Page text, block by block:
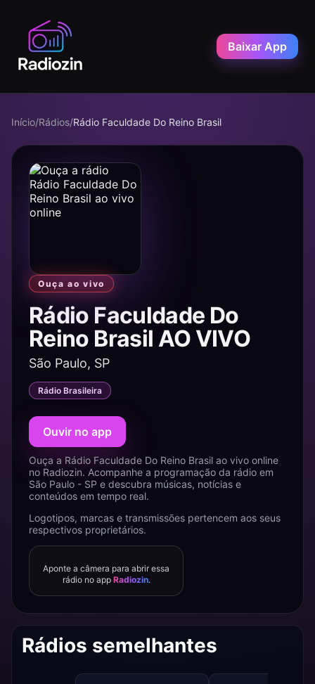
Baixar App
Início/Rádios/Rádio Faculdade Do Reino Brasil
Ouça ao vivo
Rádio Faculdade Do
Reino Brasil AO VIVO
São Paulo, SP
Rádio Brasileira
Ouvir no app
Ouça a Rádio Faculdade Do Reino Brasil ao vivo online
no Radiozin. Acompanhe a programação da rádio em
São Paulo - SP e descubra músicas, notícias e
conteúdos em tempo real.
Logotipos, marcas e transmissões pertencem aos seus
respectivos proprietários.
Aponte a câmera para abrir essa
rádio no app Radiozin.
Rádios semelhantes